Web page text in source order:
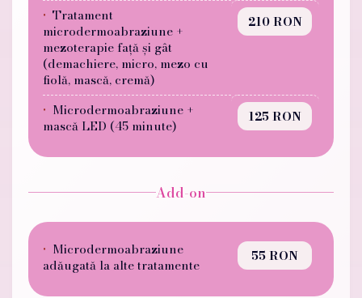
Tratament
microdermoabraziune +
mezoterapie față și gât
(demachiere, micro, mezo cu
fiolă, mască, cremă)
210 RON
Microdermoabraziune +
mască LED (45 minute)
125 RON
Add-on
Microdermoabraziune
adăugată la alte tratamente
55 RON